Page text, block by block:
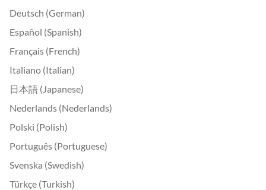
Deutsch (German)
Español (Spanish)
Français (French)
Italiano (Italian)
日本語 (Japanese)
Nederlands (Nederlands)
Polski (Polish)
Português (Portuguese)
Svenska (Swedish)
Türkçe (Turkish)